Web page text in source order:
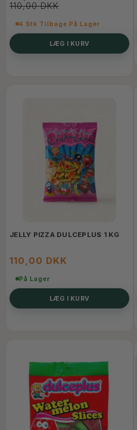
110,00 DKK
4 Stk Tilbage På Lager
LÆG I KURV
JELLY PIZZA DULCEPLUS 1 KG
110,00 DKK
På Lager
LÆG I KURV